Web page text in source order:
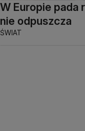
W Europie pada
nie odpuszcza
ŚWIAT